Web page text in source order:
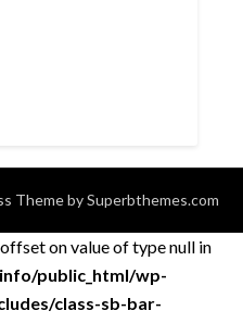
Theme bySuperbthemes.com
on value of type null in
public_html/wp-
class-sb-bar-